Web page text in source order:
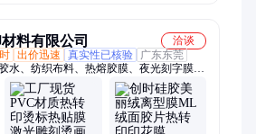
料有限公司
洽谈
出价迅速 真实性已核验
广东东莞
水、纺织布料、热熔胶膜、夜光刻字膜、
变色刻字膜、镭射拉丝花膜纸、发泡拉丝
用烫金纸、水性夜光粉、热转印葱粉、烫
花、热转印油墨水、羽绒服防泼水布